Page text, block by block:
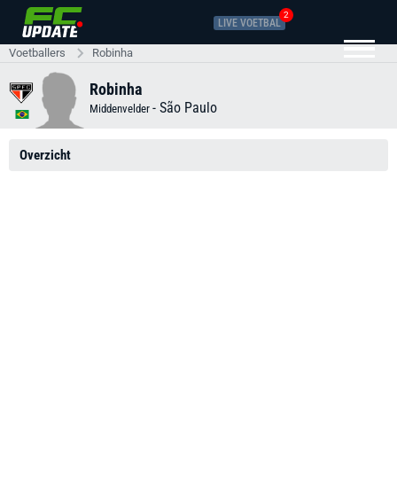
LIVE VOETBAL
2
Voetballers Robinha
Robinha
Middenvelder - São Paulo
Overzicht